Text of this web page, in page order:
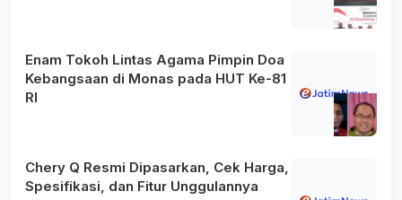
Enam Tokoh Lintas Agama Pimpin Doa
Kebangsaan di Monas pada HUT Ke-81
RI
Chery Q Resmi Dipasarkan, Cek Harga,
Spesifikasi, dan Fitur Unggulannya